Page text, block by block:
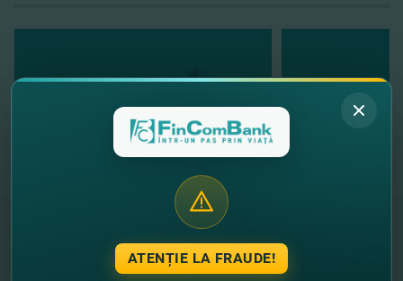
"FinComBank" S.A. este membră a
ATENȚIE LA FRAUDE!